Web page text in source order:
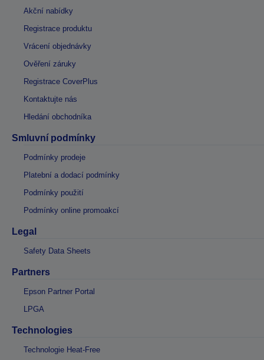
Akční nabídky
Registrace produktu
Vrácení objednávky
Ověření záruky
Registrace CoverPlus
Kontaktujte nás
Hledání obchodníka
Smluvní podmínky
Podmínky prodeje
Platební a dodací podmínky
Podmínky použití
Podmínky online promoakcí
Legal
Safety Data Sheets
Partners
Epson Partner Portal
LPGA
Technologies
Technologie Heat-Free